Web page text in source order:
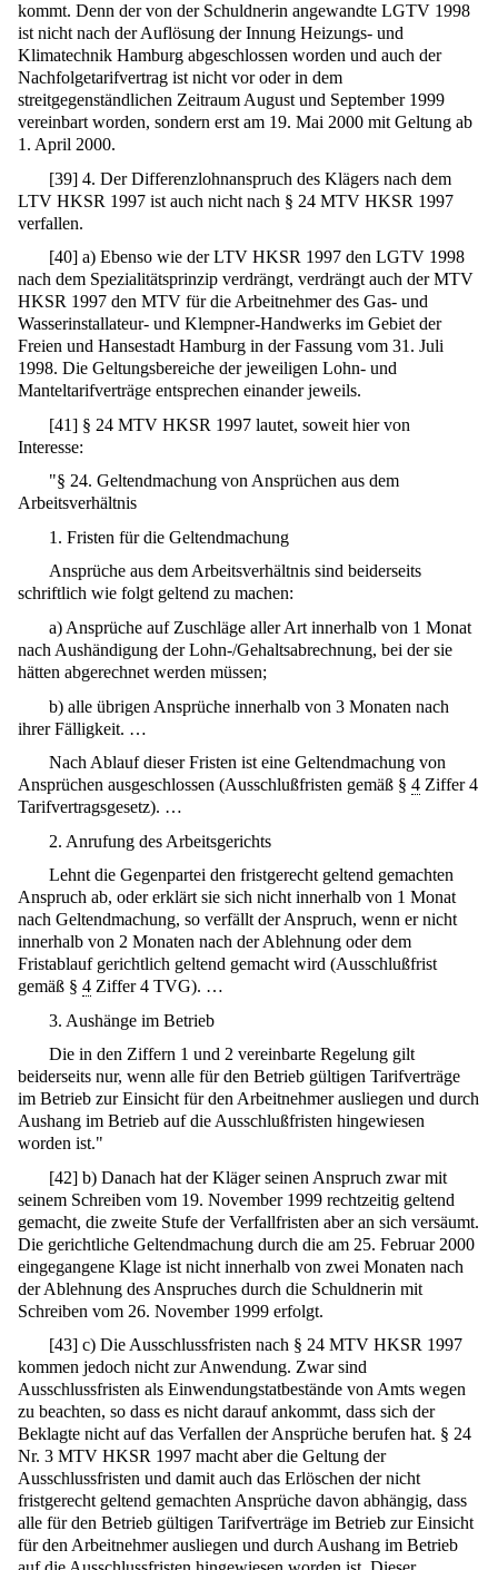
kommt. Denn der von der Schuldnerin angewandte LGTV 1998
ist nicht nach der Auflösung der Innung Heizungs- und
Klimatechnik Hamburg abgeschlossen worden und auch der
Nachfolgetarifvertrag ist nicht vor oder in dem
streitgegenständlichen Zeitraum August und September 1999
vereinbart worden, sondern erst am 19. Mai 2000 mit Geltung ab
1. April 2000.
[39] 4. Der Differenzlohnanspruch des Klägers nach dem
LTV HKSR 1997 ist auch nicht nach § 24 MTV HKSR 1997
verfallen.
[40] a) Ebenso wie der LTV HKSR 1997 den LGTV 1998
nach dem Spezialitätsprinzip verdrängt, verdrängt auch der MTV
HKSR 1997 den MTV für die Arbeitnehmer des Gas- und
Wasserinstallateur- und Klempner-Handwerks im Gebiet der
Freien und Hansestadt Hamburg in der Fassung vom 31. Juli
1998. Die Geltungsbereiche der jeweiligen Lohn- und
Manteltarifverträge entsprechen einander jeweils.
[41] § 24 MTV HKSR 1997 lautet, soweit hier von
Interesse:
"§ 24. Geltendmachung von Ansprüchen aus dem
Arbeitsverhältnis
1. Fristen für die Geltendmachung
Ansprüche aus dem Arbeitsverhältnis sind beiderseits
schriftlich wie folgt geltend zu machen:
a) Ansprüche auf Zuschläge aller Art innerhalb von 1 Monat
nach Aushändigung der Lohn-/Gehaltsabrechnung, bei der sie
hätten abgerechnet werden müssen;
b) alle übrigen Ansprüche innerhalb von 3 Monaten nach
ihrer Fälligkeit. …
Nach Ablauf dieser Fristen ist eine Geltendmachung von
Ansprüchen ausgeschlossen (Ausschlußfristen gemäß § 4 Ziffer 4
Tarifvertragsgesetz). …
2. Anrufung des Arbeitsgerichts
Lehnt die Gegenpartei den fristgerecht geltend gemachten
Anspruch ab, oder erklärt sie sich nicht innerhalb von 1 Monat
nach Geltendmachung, so verfällt der Anspruch, wenn er nicht
innerhalb von 2 Monaten nach der Ablehnung oder dem
Fristablauf gerichtlich geltend gemacht wird (Ausschlußfrist
gemäß § 4 Ziffer 4 TVG). …
3. Aushänge im Betrieb
Die in den Ziffern 1 und 2 vereinbarte Regelung gilt
beiderseits nur, wenn alle für den Betrieb gültigen Tarifverträge
im Betrieb zur Einsicht für den Arbeitnehmer ausliegen und durch
Aushang im Betrieb auf die Ausschlußfristen hingewiesen
worden ist."
[42] b) Danach hat der Kläger seinen Anspruch zwar mit
seinem Schreiben vom 19. November 1999 rechtzeitig geltend
gemacht, die zweite Stufe der Verfallfristen aber an sich versäumt.
Die gerichtliche Geltendmachung durch die am 25. Februar 2000
eingegangene Klage ist nicht innerhalb von zwei Monaten nach
der Ablehnung des Anspruches durch die Schuldnerin mit
Schreiben vom 26. November 1999 erfolgt.
[43] c) Die Ausschlussfristen nach § 24 MTV HKSR 1997
kommen jedoch nicht zur Anwendung. Zwar sind
Ausschlussfristen als Einwendungstatbestände von Amts wegen
zu beachten, so dass es nicht darauf ankommt, dass sich der
Beklagte nicht auf das Verfallen der Ansprüche berufen hat. § 24
Nr. 3 MTV HKSR 1997 macht aber die Geltung der
Ausschlussfristen und damit auch das Erlöschen der nicht
fristgerecht geltend gemachten Ansprüche davon abhängig, dass
alle für den Betrieb gültigen Tarifverträge im Betrieb zur Einsicht
für den Arbeitnehmer ausliegen und durch Aushang im Betrieb